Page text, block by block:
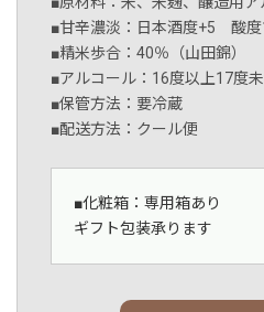
■甘辛濃淡：日本酒度+5 酸度
■精米歩合：40％（山田錦）
■アルコール：16度以上17度
■保管方法：要冷蔵
■配送方法：クール便
■化粧箱：専用箱あり
ギフト包装承ります